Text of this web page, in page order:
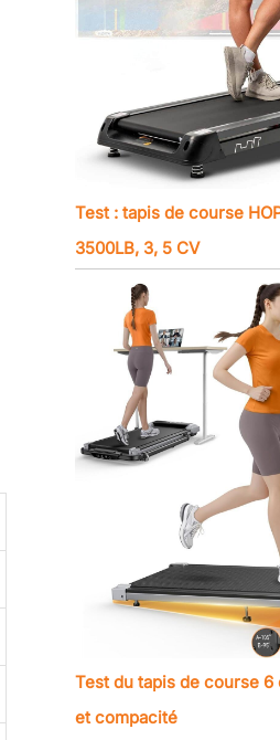
Test : tapis de course
3500LB, 3, 5 CV
Test du tapis de course 6
et compacité